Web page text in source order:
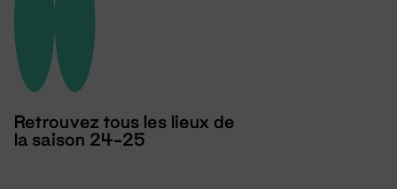
Retrouvez tous les lieux de
la saison 24-25